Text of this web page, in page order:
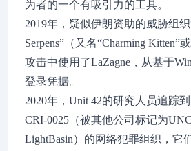
为者的一个有吸引力的工具。
2019年，疑似伊朗资助的威胁组织
Serpens”（又名“Charming Kitten”
攻击中使用了LaZagne，从基于
登录凭据。
2020年，Unit 42的研究人员追踪
CRI-0025（被其他公司标记为
LightBasin）的网络犯罪组织，它